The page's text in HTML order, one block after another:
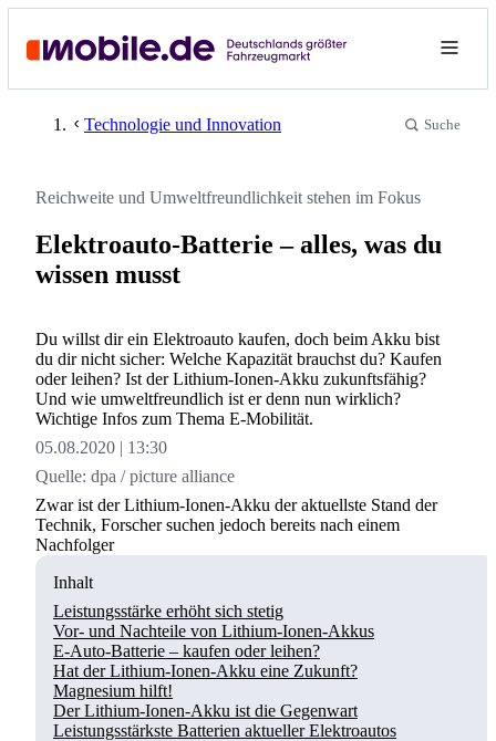
Technologie und Innovation Suche
Reichweite und Umweltfreundlichkeit stehen im Fokus
Elektroauto-Batterie – alles, was du
wissen musst
Du willst dir ein Elektroauto kaufen, doch beim Akku bist
du dir nicht sicher: Welche Kapazität brauchst du? Kaufen
oder leihen? Ist der Lithium-Ionen-Akku zukunftsfähig?
Und wie umweltfreundlich ist er denn nun wirklich?
Wichtige Infos zum Thema E-Mobilität.
05.08.2020
13:30
Inhalt
Leistungsstärke erhöht sich stetig
Vor- und Nachteile von Lithium-Ionen-Akkus
E-Auto-Batterie – kaufen oder leihen?
Hat der Lithium-Ionen-Akku eine Zukunft?
Magnesium hilft!
Der Lithium-Ionen-Akku ist die Gegenwart
Leistungsstärkste Batterien aktueller Elektroautos
Quelle: dpa / picture alliance
Zwar ist der Lithium-Ionen-Akku der aktuellste Stand der
Technik, Forscher suchen jedoch bereits nach einem
Nachfolger